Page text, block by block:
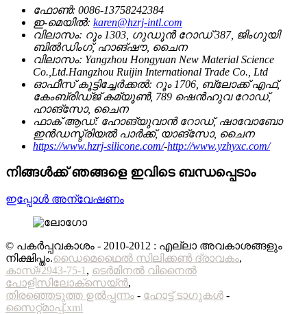
ഫോൺ: 0086-13758242384
ഇ-മെയിൽ: karen@hzrj-intl.com
വിലാസം: റൂം 1303, ഗുഡൂൻ റോഡ് 387, ജിംഗുയി
ബിൽഡിംഗ്, ഹാങ്‌ഷൗ, ചൈന
വിലാസം: Yangzhou Hongyuan New Material Science
Co.,Ltd.Hangzhou Ruijin International Trade Co., Ltd
ഓഫീസ് കൂട്ടിച്ചേർക്കൽ: റൂം 1706, ബ്ലോക്ക് എഫ്,
കേംബ്രിഡ്ജ് കമ്യൂൺ, 789 ഷെൻഹുവ റോഡ്,
ഹാങ്‌സോ, ചൈന
ഫാക് ആഡ്: ഹോങ്‌യുവാൻ റോഡ്, ഷാവോബോ
ഇൻഡസ്ട്രിയൽ പാർക്ക്, യാങ്‌സോ, ചൈന
https://www.hzrj-silicone.com/-http://www.yzhyxc.com/
നിങ്ങൾക്ക് ഞങ്ങളെ ഇവിടെ ബന്ധപ്പെടാം
ഇപ്പോൾ അന്വേഷണം
© പകർപ്പവകാശം - 2010-2012 : എല്ലാ അവകാശങ്ങളും
നിക്ഷിപ്തം.ഡൈമെഥൈൽ സിലിക്കൺ ദ്രാവകം,
കാസ്#2943-75-1 , ടെർമിനൽ വിനൈൽ
പോളിസിലോക്സെയ്ൻ,
തിരഞ്ഞെടുത്ത ഉൽപ്പന്നം - ഹോട്ട് ടാഗുകൾ -
സൈറ്റ്മാപ്പ്.xml